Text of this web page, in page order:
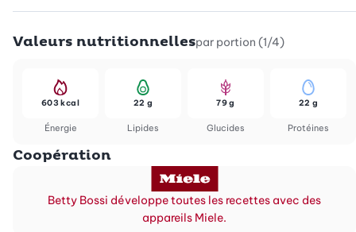
Valeurs nutritionnellespar portion (1/4)
Énergie
603 kcal
Lipides
22 g
Glucides
79 g
Protéines
22 g
Coopération
Betty Bossi développe toutes les recettes avec des
appareils Miele.